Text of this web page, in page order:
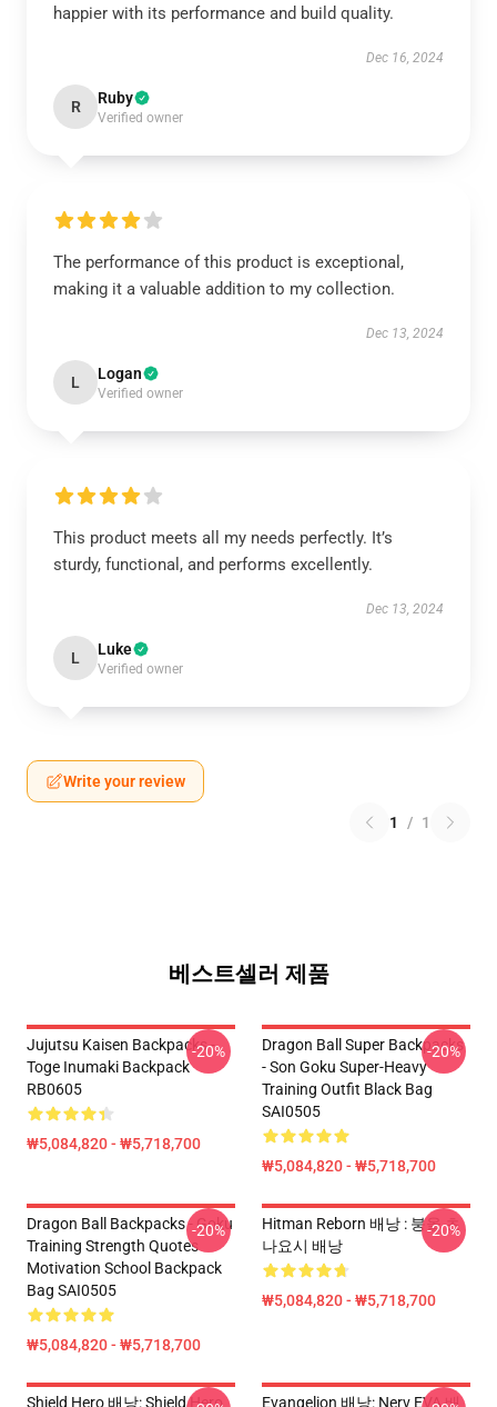
happier with its performance and build quality.
Dec 16, 2024
R Ruby
Verified owner
The performance of this product is exceptional,
making it a valuable addition to my collection.
Dec 13, 2024
L Logan
Verified owner
This product meets all my needs perfectly. It’s
sturdy, functional, and performs excellently.
Dec 13, 2024
L Luke
Verified owner
Write your review
1 / 1
베스트셀러 제품
Jujutsu Kaisen Backpacks -
Toge Inumaki Backpack
RB0605
₩5,084,820 - ₩5,718,700
-20%
Dragon Ball Super Backpacks
- Son Goku Super-Heavy
Training Outfit Black Bag
SAI0505
₩5,084,820 - ₩5,718,700
-20%
Dragon Ball Backpacks - Goku
Training Strength Quotes
Motivation School Backpack
Bag SAI0505
₩5,084,820 - ₩5,718,700
-20%
Hitman Reborn 배낭 : 붕올 츠
나요시 배낭
₩5,084,820 - ₩5,718,700
-20%
Shield Hero 배낭: Shield Hero
Evangelion 배낭: Nerv EVA 배